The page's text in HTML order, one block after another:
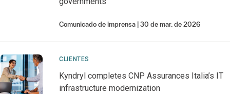
Comunicado de imprensa 30 de mar. de 2026
CLIENTES
Kyndryl completes CNP Assurances Italia’s IT
infrastructure modernization